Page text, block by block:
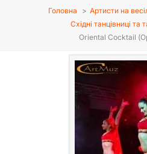
Головна
Артисти на
Східні танцівниці
Oriental Cocktail